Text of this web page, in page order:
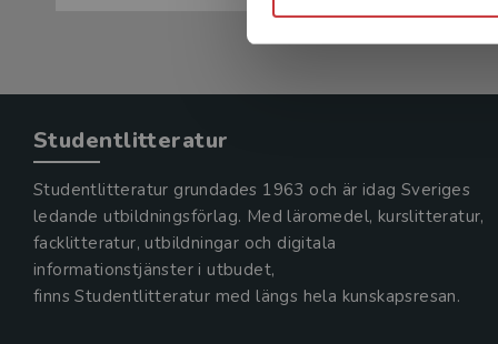
Studentlitteratur
Studentlitteratur grundades 1963 och är idag Sveriges
ledande utbildningsförlag. Med läromedel, kurslitteratur,
facklitteratur, utbildningar och digitala
informationstjänster i utbudet,
finns Studentlitteratur med längs hela kunskapsresan.